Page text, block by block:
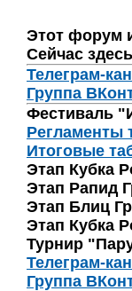
Этот форум
Сейчас
Телеграм-
Группа
Фестиваль
Регламенты
Итоговые
Этап Кубка
Этап Рапид
Этап Блиц
Этап Кубка
Турнир
Телеграм-
Группа